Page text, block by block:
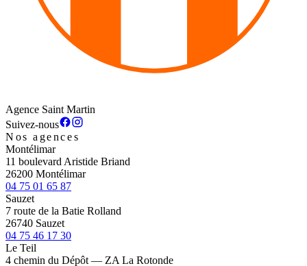
Agence Saint Martin
Suivez-nous
Nos agences
Montélimar
11 boulevard Aristide Briand
26200 Montélimar
04 75 01 65 87
Sauzet
7 route de la Batie Rolland
26740 Sauzet
04 75 46 17 30
Le Teil
4 chemin du Dépôt — ZA La Rotonde